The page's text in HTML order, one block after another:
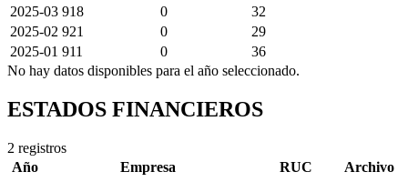
2025-03 918 0
32
2025-02 921 0
29
2025-01 911 0
36
No hay datos disponibles para el año seleccionado.
ESTADOS FINANCIEROS
2 registros
Año
Empresa RUC Archivo